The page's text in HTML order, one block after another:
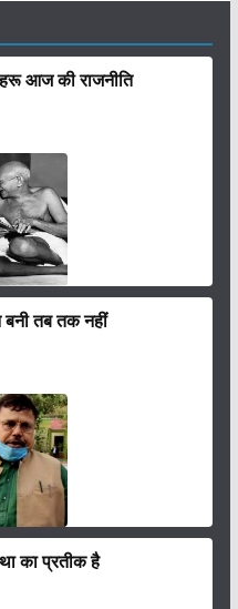
आज की राजनीति
तब तक नहीं
का प्रतीक है